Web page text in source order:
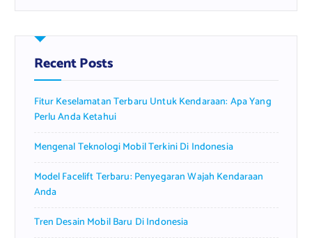
r
h
f
o
:
Recent Posts
Fitur Keselamatan Terbaru Untuk Kendaraan: Apa Yang
Perlu Anda Ketahui
Mengenal Teknologi Mobil Terkini Di Indonesia
Model Facelift Terbaru: Penyegaran Wajah Kendaraan
Anda
Tren Desain Mobil Baru Di Indonesia